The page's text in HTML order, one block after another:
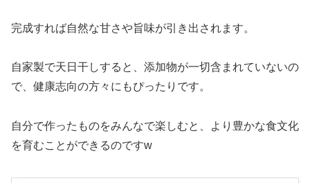
完成すれば自然な甘さや旨味が引き出されます。
自家製で天日干しすると、添加物が一切含まれていないの
で、健康志向の方々にもぴったりです。
自分で作ったものをみんなで楽しむと、より豊かな食文化
を育むことができるのですw